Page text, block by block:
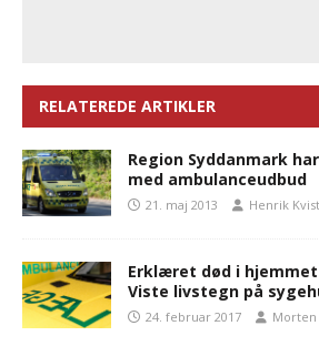
RELATEREDE ARTIKLER
Region Syddanmark
med ambulanceudbud
21. maj 2013 Henrik
Erklæret død i
Viste livstegn på
24. februar 2017 Morten